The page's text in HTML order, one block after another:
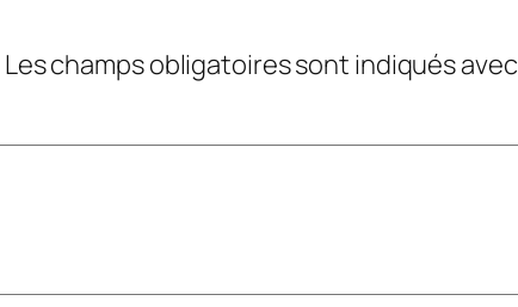
Les champs obligatoires sont indiqués